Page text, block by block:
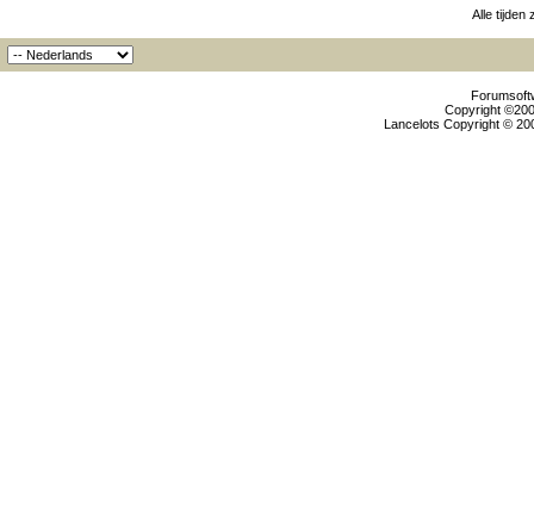
Alle tijden
Copyright
Lancelots Copyright ©